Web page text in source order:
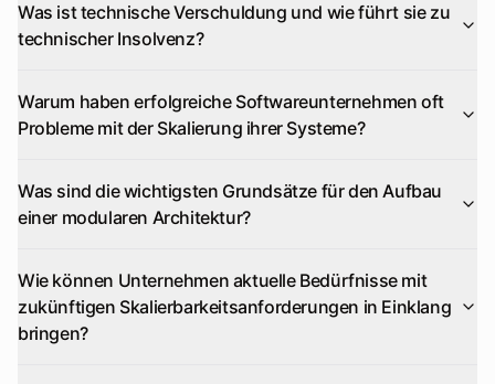
Was ist technische Verschuldung und wie führt sie zu
technischer Insolvenz?
Warum haben erfolgreiche Softwareunternehmen oft
Probleme mit der Skalierung ihrer Systeme?
Was sind die wichtigsten Grundsätze für den Aufbau
einer modularen Architektur?
Wie können Unternehmen aktuelle Bedürfnisse mit
zukünftigen Skalierbarkeitsanforderungen in Einklang
bringen?